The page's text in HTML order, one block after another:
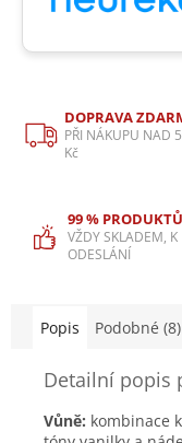
DOPRAVA
PŘI NÁKUPU NAD
Kč
99 % PRODUKTŮ
VŽDY SKLADEM, K
ODESLÁNÍ
Popis Podobné (8)
Detailní popis
Vůně: kombinace